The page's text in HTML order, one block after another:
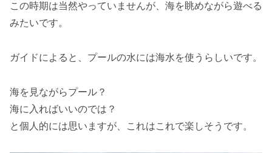
この時期は当然やっていませんが、海を眺めながら遊べる
みたいです。
ガイドによると、プールの水には海水を使うらしいです。
海を見ながらプール？
海に入ればいいのでは？
と個人的には思いますが、これはこれで楽しそうです。